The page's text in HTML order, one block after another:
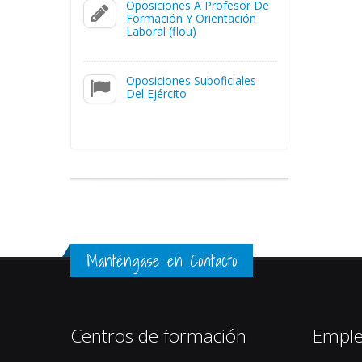
Oposiciones A Profesor De
Formación Y Orientación
Laboral (flou)
Oposiciones Suboficiales
Del Ejército
Manténgase en Contacto
Centros de formación